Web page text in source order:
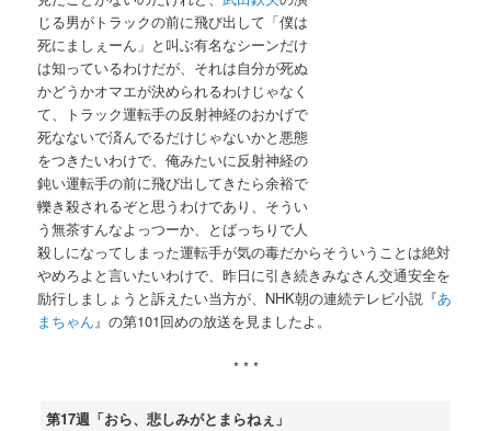
じる男がトラックの前に飛び出して「僕は
死にましぇーん」と叫ぶ有名なシーンだけ
は知っているわけだが、それは自分が死ぬ
かどうかオマエが決められるわけじゃなく
て、トラック運転手の反射神経のおかげで
死なないで済んでるだけじゃないかと悪態
をつきたいわけで、俺みたいに反射神経の
鈍い運転手の前に飛び出してきたら余裕で
轢き殺されるぞと思うわけであり、そうい
う無茶すんなよっつーか、とばっちりで人
殺しになってしまった運転手が気の毒だからそういうことは絶対
やめろよと言いたいわけで、昨日に引き続きみなさん交通安全を
励行しましょうと訴えたい当方が、NHK朝の連続テレビ小説『あ
まちゃん』の第101回めの放送を見ましたよ。
* * *
第17週「おら、悲しみがとまらねぇ」